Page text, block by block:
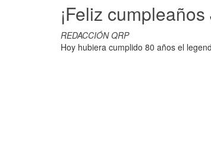
¡Feliz
REDACCIÓN QRP
Hoy hubiera cumplido 80 años el